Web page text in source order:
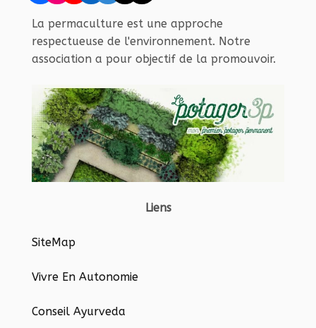
La permaculture est une approche
respectueuse de l'environnement. Notre
association a pour objectif de la promouvoir.
Liens
SiteMap
Vivre En Autonomie
Conseil Ayurveda